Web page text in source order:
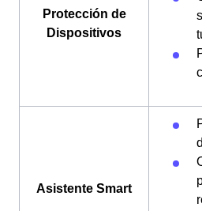
Protección de
Dispositivos
Asistente Smart